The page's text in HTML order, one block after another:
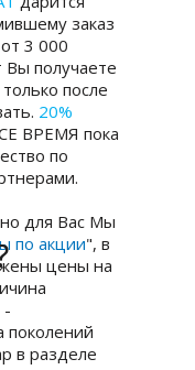
заказ
3 000
получаете
после
20%
ВРЕМЯ пока
по
для Вас Мы
по акции", в
цены на
-
поколений
в разделе